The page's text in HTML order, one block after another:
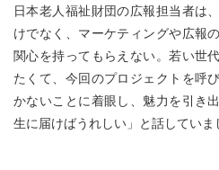
日本老人福祉財団の広報担当者は
けでなく、マーケティングや広報
関心を持ってもらえない。若い世
たくて、今回のプロジェクトを呼
かないことに着眼し、魅力を引き
生に届けばうれしい」と話していま